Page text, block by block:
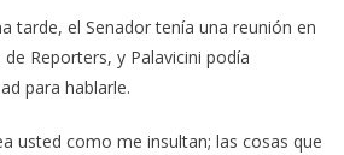
tarde, el Senador tenía una reunión en
Reporters, y Palavicini podía
para hablarle.
usted como me insultan; las cosas que